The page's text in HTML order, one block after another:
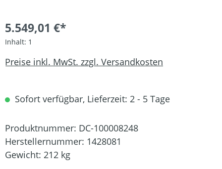
5.549,01 €*
Inhalt: 1
Preise inkl. MwSt. zzgl. Versandkosten
Sofort verfügbar, Lieferzeit: 2 - 5 Tage
Produktnummer: DC-100008248
Herstellernummer: 1428081
Gewicht: 212 kg